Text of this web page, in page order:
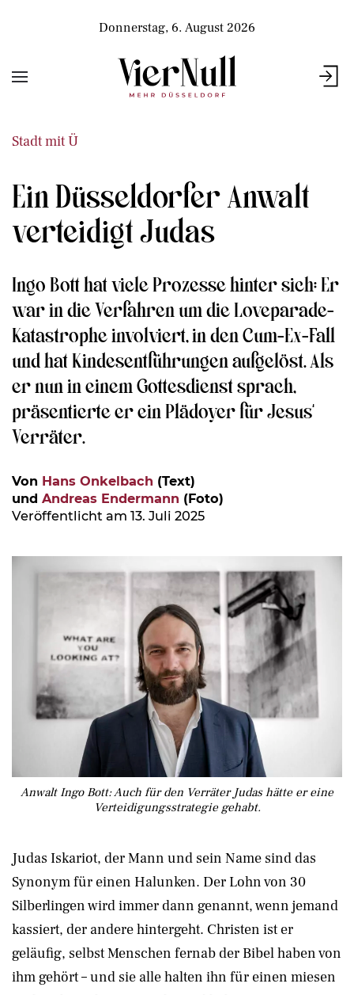
Donnerstag, 6. August 2026
Stadt mit Ü
Ein Düsseldorfer Anwalt
verteidigt Judas
Ingo Bott hat viele Prozesse hinter sich: Er
war in die Verfahren um die Loveparade-
Katastrophe involviert, in den Cum-Ex-Fall
und hat Kindesentführungen aufgelöst. Als
er nun in einem Gottesdienst sprach,
präsentierte er ein Plädoyer für Jesus‘
Verräter.
Von Hans Onkelbach (Text)
und Andreas Endermann (Foto)
Veröffentlicht am 13. Juli 2025
Anwalt Ingo Bott: Auch für den Verräter Judas hätte er eine
Verteidigungsstrategie gehabt.
Judas Iskariot, der Mann und sein Name sind das
Synonym für einen Halunken. Der Lohn von 30
Silberlingen wird immer dann genannt, wenn jemand
kassiert, der andere hintergeht. Christen ist er
geläufig, selbst Menschen fernab der Bibel haben von
ihm gehört – und sie alle halten ihn für einen miesen